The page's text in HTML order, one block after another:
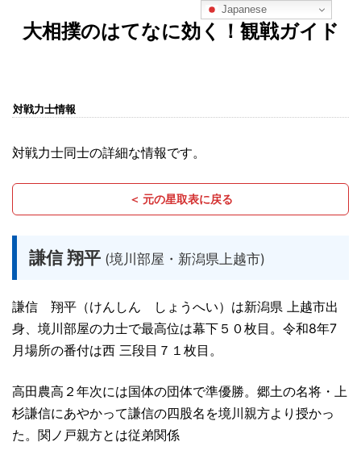
大相撲のはてなに効く！観戦ガイド
対戦力士情報
対戦力士同士の詳細な情報です。
＜ 元の星取表に戻る
謙信 翔平 (境川部屋・新潟県上越市)
謙信 翔平（けんしん しょうへい）は新潟県 上越市出
身、境川部屋の力士で最高位は幕下５０枚目。令和8年7
月場所の番付は西 三段目７１枚目。
高田農高２年次には国体の団体で準優勝。郷土の名将・上
杉謙信にあやかって謙信の四股名を境川親方より授かっ
た。関ノ戸親方とは従弟関係
Japanese